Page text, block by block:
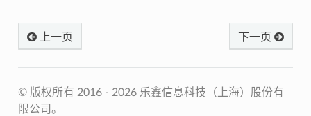
上一页 下一页
© 版权所有 2016 - 2026 乐鑫信息科技（上海）股份有
限公司。